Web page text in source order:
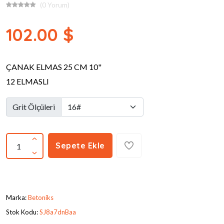
(0 Yorum)
102.00 $
ÇANAK ELMAS 25 CM 10"
12 ELMASLI
Grit Ölçüleri
Sepete Ekle
Marka:Betoniks
Stok Kodu:SJ8a7dnBaa